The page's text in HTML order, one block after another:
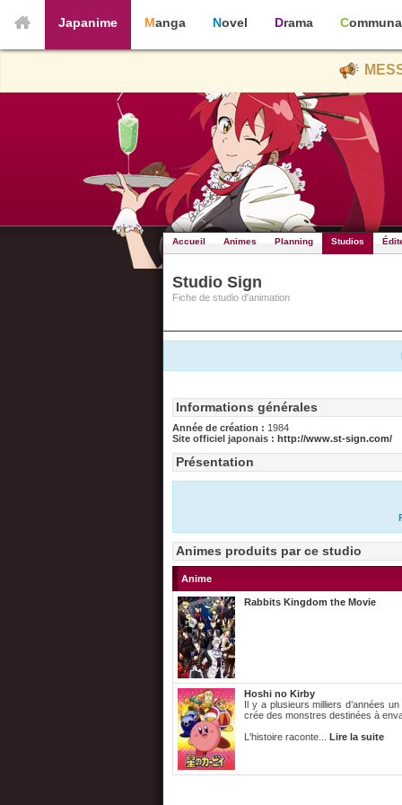
Japanime Manga Novel Drama
Accueil Animes Planning Studios
Studio Sign
Fiche de studio d'animation
Informations générales
Année de création : 1984
Site officiel japonais : http://www.st-sign.com/
Présentation
Animes produits par ce studio
Anime
Rabbits Kingdom the Movie
Hoshi no Kirby
Il y a plusieurs milliers d’années
crée des monstres destinées à
L'histoire raconte... Lire la suite